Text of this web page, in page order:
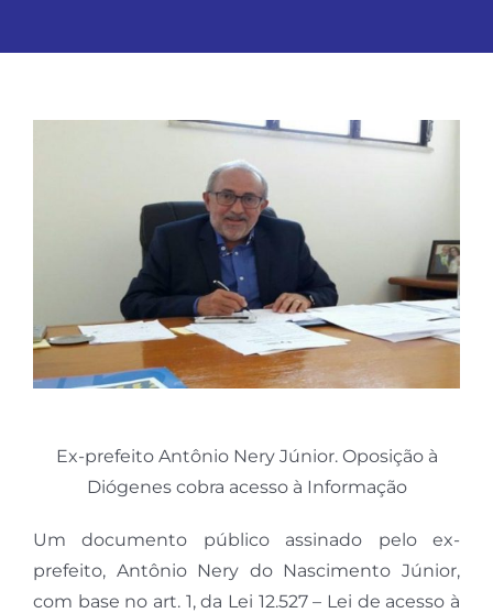
Ex-prefeito Antônio Nery Júnior. Oposição à
Diógenes cobra acesso à Informação
Um documento público assinado pelo ex-
prefeito, Antônio Nery do Nascimento Júnior,
com base no art. 1, da Lei 12.527 – Lei de acesso à